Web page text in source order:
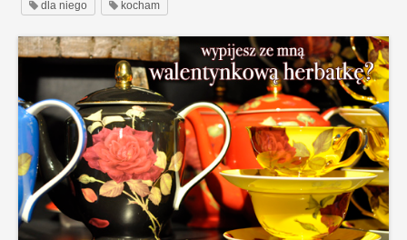
dla niego kocham